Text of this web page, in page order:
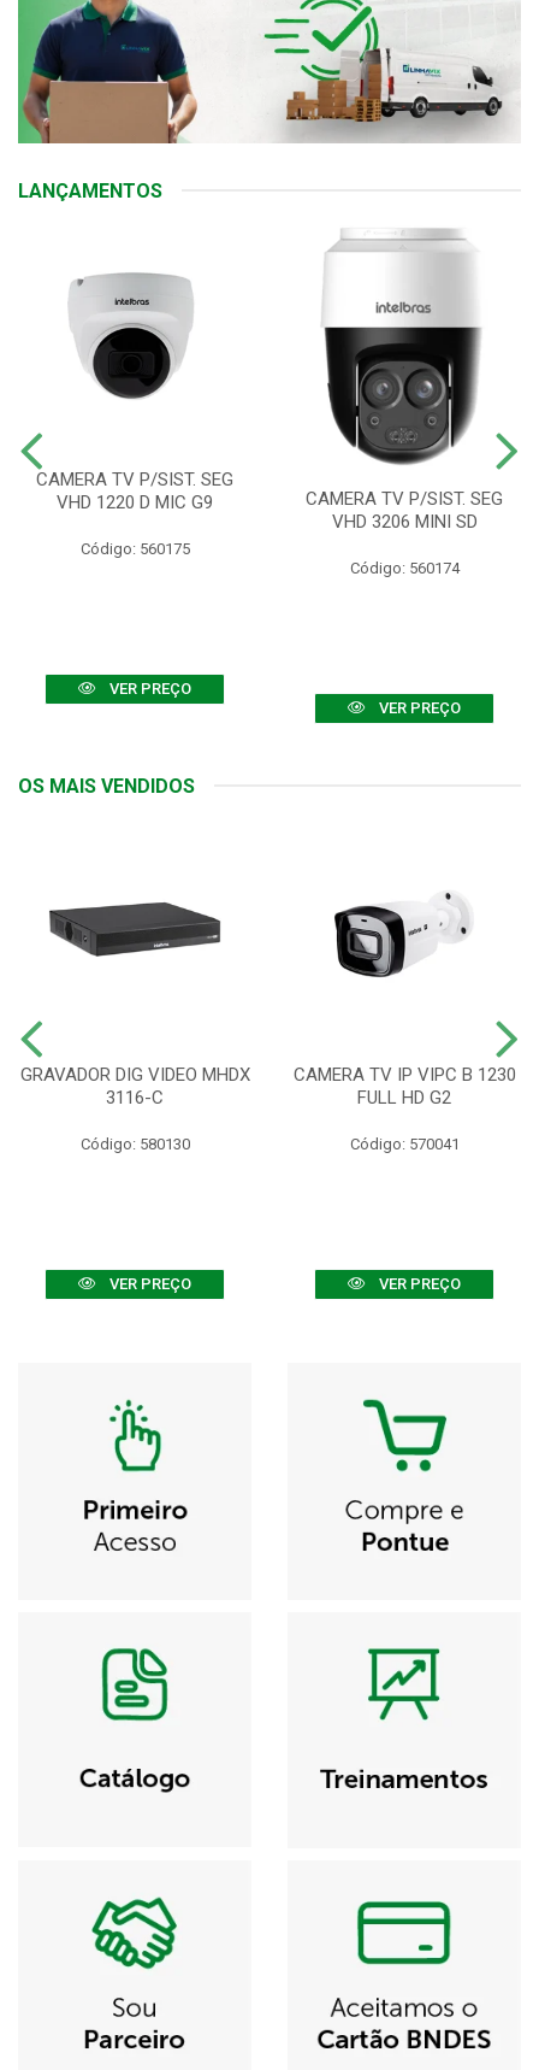
LANÇAMENTOS
CAMERA TV P/SIST. SEG
VHD 1220 D MIC G9
Código: 560175
VER PREÇO
CAMERA TV P/SIST. SEG
VHD 3206 MINI SD
Código: 560174
VER PREÇO
OS MAIS VENDIDOS
GRAVADOR DIG VIDEO MHDX
3116-C
Código: 580130
VER PREÇO
CAMERA TV IP VIPC B 1230
FULL HD G2
Código: 570041
VER PREÇO